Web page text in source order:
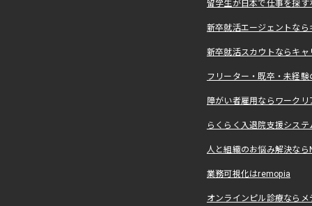
留学生が日本で仕事を探す
新卒就活エージェントな
新卒就活スカウトならキ
フリーター・既卒・未経
障がい者雇用ならワークリ
らくらく入退院支援シス
人と組織のお悩み解決なら
業務可視化はremopia
オンラインピル診療ならメ